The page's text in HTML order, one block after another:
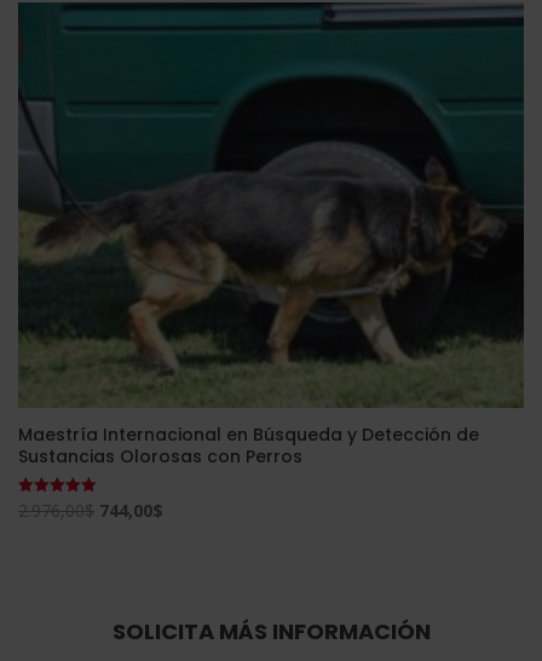
era:
es:
Maestría Internacional en Búsqueda y Detección de
Sustancias Olorosas con Perros
Valorado
con
2.976,00$ El
2.976,00$.
744,00$
744,00$.
SOLICITA MÁS INFORMACIÓN